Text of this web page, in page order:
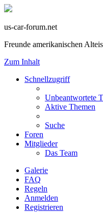
us-car-forum.net
Freunde amerikanischen
Zum Inhalt
Schnellzugriff
Unbeantwortete
Aktive Themen
Suche
Foren
Mitglieder
Das Team
Galerie
FAQ
Regeln
Anmelden
Registrieren